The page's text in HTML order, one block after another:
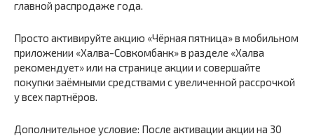
главной распродаже года.
Просто активируйте акцию «Чёрная пятница» в мобильном
приложении «Халва-Совкомбанк» в разделе «Халва
рекомендует» или на странице акции и совершайте
покупки заёмными средствами с увеличенной рассрочкой
у всех партнёров.
Дополнительное условие: После активации акции на 30